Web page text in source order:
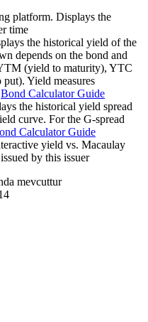
platform. Displays the
time
the historical yield of the
depends on the bond and
(yield to maturity), YTC
Yield measures
Bond Calculator Guide
the historical yield spread
curve. For the G-spread
Calculator Guide
yield vs. Macaulay
by this issuer
mevcuttur